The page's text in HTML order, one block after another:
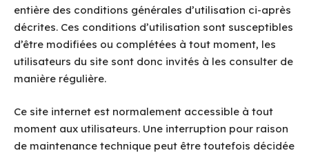
entière des conditions générales d’utilisation ci-après
décrites. Ces conditions d’utilisation sont susceptibles
d’être modifiées ou complétées à tout moment, les
utilisateurs du site sont donc invités à les consulter de
manière régulière.
Ce site internet est normalement accessible à tout
moment aux utilisateurs. Une interruption pour raison
de maintenance technique peut être toutefois décidée